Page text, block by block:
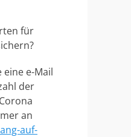
für
eine e-Mail
der
an
auf-